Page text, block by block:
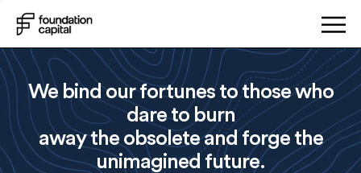
We bind our fortunes to those who
dare to burn
away the obsolete and forge the
unimagined future.